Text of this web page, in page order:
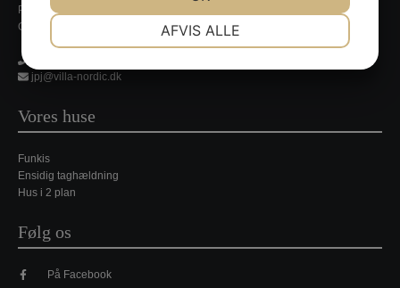
Persondatapolitik
CVR. nr. 35648429
jpj@villa-nordic.dk
Vores huse
Funkis
Ensidig taghældning
Hus i 2 plan
Følg os
På Facebook
MARKETING
AFVIS ALLE